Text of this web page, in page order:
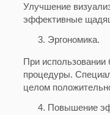
Улучшение
эффективные
Эргономика.
При использовании
процедуры.
целом
Повышение